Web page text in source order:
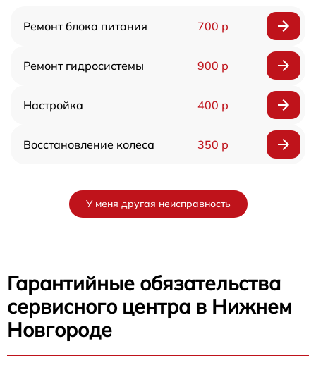
Ремонт блока питания 700 р
Ремонт гидросистемы 900 р
Настройка 400 р
Восстановление колеса 350 р
У меня другая неисправность
Гарантийные обязательства
сервисного центра в Нижнем
Новгороде